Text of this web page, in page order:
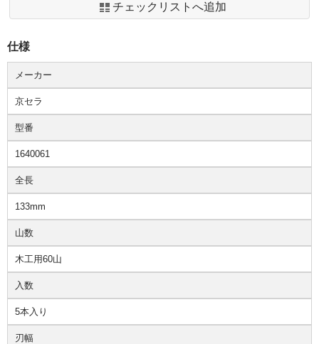
チェックリストへ追加
仕様
メーカー
京セラ
型番
1640061
全長
133mm
山数
木工用60山
入数
5本入り
刃幅